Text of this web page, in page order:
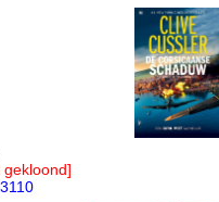
gekloond]